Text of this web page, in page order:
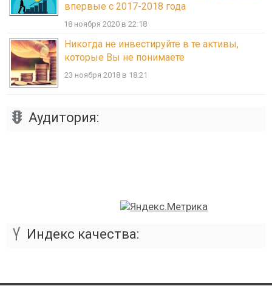
впервые с 2017-2018 года
18 ноября 2020 в 22:18
Никогда не инвестируйте в те активы,
которые Вы не понимаете
23 ноября 2018 в 18:21
Аудитория:
Индекс качества: